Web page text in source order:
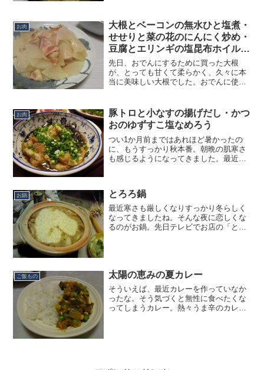
庫。それでもさすがに、2人分の食材を入
れるには限界を感じて...
お肉
大根とベーコンの無水ひと塩煮・
せせりと菜の花のにんにく炒め・
豆腐とエリンギの塩昆布ホイル焼
き
先日、おでんにするために買った大根
が、とっても甘くて柔らかく、久々に本
当に美味しい大根でした。おでんに使っ
っごく美味しくなるはずと思い、大根の
持つ水分のみで煮物にしてみ...
お肉
豚トロと小なすの揚げだし・かつ
おのゆずすこ塩なめろう
つい1か月前まではあれほど暑かったの
に、もうすっかり秋本番。朝晩の肌寒さ
も感じるようになってきました。最近の
す。ということで、今回はな...
お鍋 とろろ鍋
最近寒さも厳しくなりすっかり冬らしく
なってきましたね。そんな夜に恋しくな
るのがお鍋。先日テレビでお店の「とろ
ご飯もの 太陽の恵みの夏カレー
そういえば、最近カレーを作っていなか
ったな。そう気づくと無性に食べたくな
ってしまうカレー。熱々うま辛のカレー